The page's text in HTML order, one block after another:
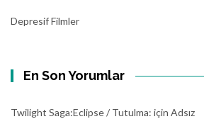
Depresif Filmler
En Son Yorumlar
Twilight Saga:Eclipse / Tutulma: için Adsız